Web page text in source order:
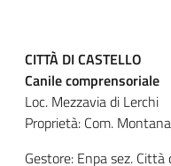
CITTÀ DI CASTELLO
Canile comprensoriale
Loc. Mezzavia di Lerchi
Proprietà: Com.
Gestore: Enpa sez. Città